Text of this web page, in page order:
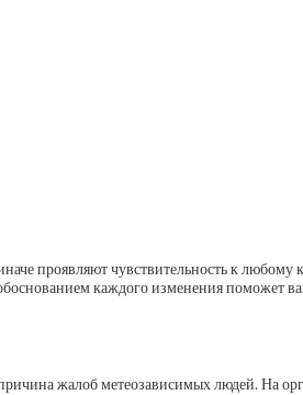
проявляют чувствительность к
каждого изменения поможет
жалоб метеозависимых людей. На